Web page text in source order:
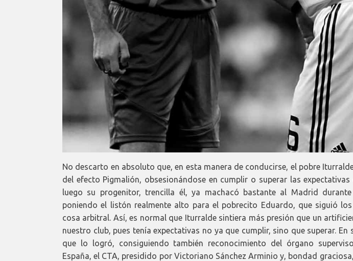
No descarto en absoluto que, en esta manera de conducirse, el pobre
del efecto Pigmalión, obsesionándose en cumplir o superar las expectativas
luego su progenitor, trencilla él, ya machacó bastante al Madrid
poniendo el listón realmente alto para el pobrecito Eduardo, que siguió
cosa arbitral. Así, es normal que Iturralde sintiera más presión que un
nuestro club, pues tenía expectativas no ya que cumplir, sino que superar. En
que lo logró, consiguiendo también reconocimiento del órgano
España, el CTA, presidido por Victoriano Sánchez Arminio y, bondad